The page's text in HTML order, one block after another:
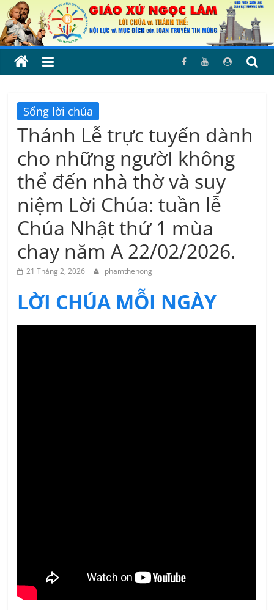
Skip
to
content
Sống lời chúa
Thánh Lễ trực tuyến dành
cho những ngườI không
thể đến nhà thờ và suy
niệm Lời Chúa: tuần lễ
Chúa Nhật thứ 1 mùa
chay năm A 22/02/2026.
21 Tháng 2, 2026 phamthehong
LỜI CHÚA MỖI NGÀY